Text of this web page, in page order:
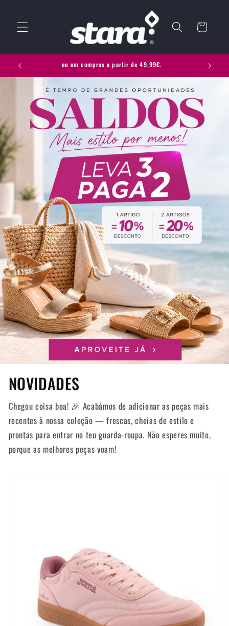
conteúdo Carrinho
ou em compras a partir de 49,99€.
NOVIDADES
Chegou coisa boa! 🎉 Acabámos de adicionar as peças mais
recentes à nossa coleção — frescas, cheias de estilo e
prontas para entrar no teu guarda-roupa. Não esperes muito,
porque as melhores peças voam!